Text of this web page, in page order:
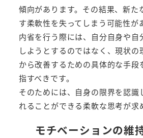
傾向があります。その結果、新た
す柔軟性を失ってしまう可能性が
内省を行う際には、自分自身や自
しようとするのではなく、現状の
から改善するための具体的な手段
指すべきです。
そのためには、自身の限界を認識
れることができる柔軟な思考が求
モチベーションの維